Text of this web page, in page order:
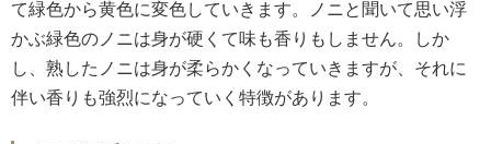
て緑色から黄色に変色していきます。ノニと聞いて思い浮
かぶ緑色のノニは身が硬くて味も香りもしません。しか
し、熟したノニは身が柔らかくなっていきますが、それに
伴い香りも強烈になっていく特徴があります。